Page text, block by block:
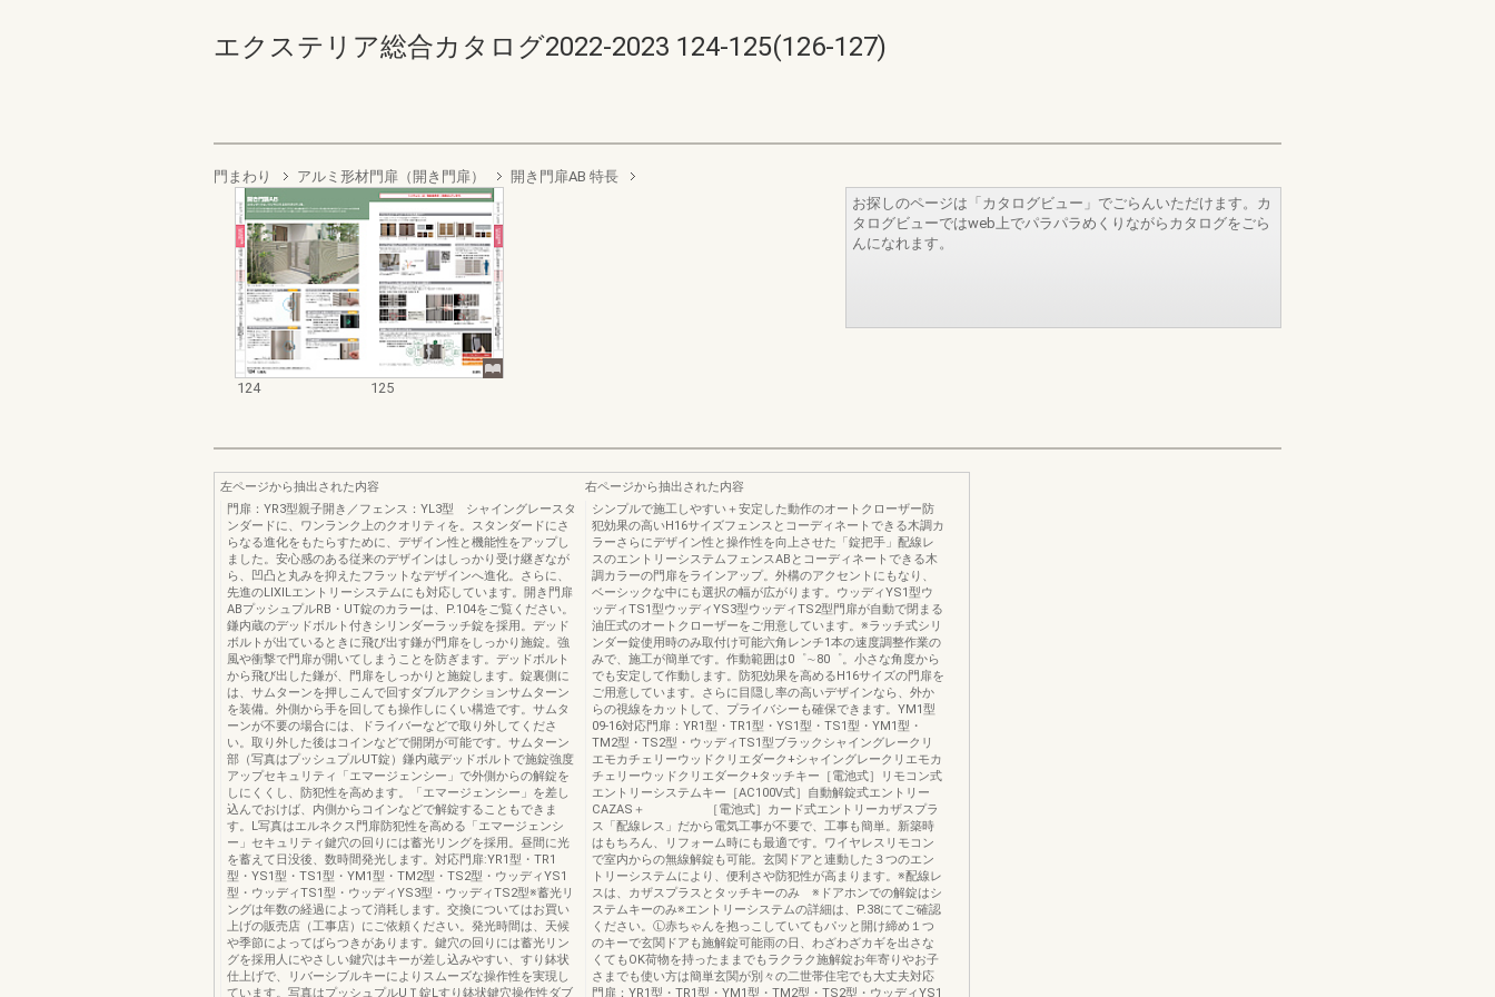
エクステリア総合カタログ2022-2023 124-125(126-127)
門まわり アルミ形材門扉（開き門扉） 開き門扉AB 特長
124 125
お探しのページは「カタログビュー」でごらんいただけます。カ
タログビューではweb上でパラパラめくりながらカタログをごら
んになれます。
左ページから抽出された内容
門扉：YR3型親子開き／フェンス：YL3型 シャイングレースタ
ンダードに、ワンランク上のクオリティを。スタンダードにさ
らなる進化をもたらすために、デザイン性と機能性をアップし
ました。安心感のある従来のデザインはしっかり受け継ぎなが
ら、凹凸と丸みを抑えたフラットなデザインへ進化。さらに、
先進のLIXILエントリーシステムにも対応しています。開き門扉
ABプッシュプルRB・UT錠のカラーは、P.104をご覧ください。
鎌内蔵のデッドボルト付きシリンダーラッチ錠を採用。デッド
ボルトが出ているときに飛び出す鎌が門扉をしっかり施錠。強
風や衝撃で門扉が開いてしまうことを防ぎます。デッドボルト
から飛び出した鎌が、門扉をしっかりと施錠します。錠裏側に
は、サムターンを押しこんで回すダブルアクションサムターン
を装備。外側から手を回しても操作しにくい構造です。サムタ
ーンが不要の場合には、ドライバーなどで取り外してくださ
い。取り外した後はコインなどで開閉が可能です。サムターン
部（写真はプッシュプルUT錠）鎌内蔵デッドボルトで施錠強度
アップセキュリティ「エマージェンシー」で外側からの解錠を
しにくくし、防犯性を高めます。「エマージェンシー」を差し
込んでおけば、内側からコインなどで解錠することもできま
す。L写真はエルネクス門扉防犯性を高める「エマージェンシ
ー」セキュリティ鍵穴の回りには蓄光リングを採用。昼間に光
を蓄えて日没後、数時間発光します。対応門扉:YR1型・TR1
型・YS1型・TS1型・YM1型・TM2型・TS2型・ウッディYS1
型・ウッディTS1型・ウッディYS3型・ウッディTS2型※蓄光リ
ングは年数の経過によって消耗します。交換についてはお買い
上げの販売店（工事店）にご依頼ください。発光時間は、天候
や季節によってばらつきがあります。鍵穴の回りには蓄光リン
グを採用人にやさしい鍵穴はキーが差し込みやすい、すり鉢状
仕上げで、リバーシブルキーによりスムーズな操作性を実現し
ています。写真はプッシュプルUＴ錠Lすり鉢状鍵穴操作性ダブ
右ページから抽出された内容
シンプルで施工しやすい＋安定した動作のオートクローザー防
犯効果の高いH16サイズフェンスとコーディネートできる木調カ
ラーさらにデザイン性と操作性を向上させた「錠把手」配線レ
スのエントリーシステムフェンスABとコーディネートできる木
調カラーの門扉をラインアップ。外構のアクセントにもなり、
ベーシックな中にも選択の幅が広がります。ウッディYS1型ウ
ッディTS1型ウッディYS3型ウッディTS2型門扉が自動で閉まる
油圧式のオートクローザーをご用意しています。※ラッチ式シリ
ンダー錠使用時のみ取付け可能六角レンチ1本の速度調整作業の
みで、施工が簡単です。作動範囲は0゜∼80゜。小さな角度から
でも安定して作動します。防犯効果を高めるH16サイズの門扉を
ご用意しています。さらに目隠し率の高いデザインなら、外か
らの視線をカットして、プライバシーも確保できます。YM1型
09-16対応門扉：YR1型・TR1型・YS1型・TS1型・YM1型・
TM2型・TS2型・ウッディTS1型ブラックシャイングレークリ
エモカチェリーウッドクリエダーク+シャイングレークリエモカ
チェリーウッドクリエダーク+タッチキー［電池式］リモコン式
エントリーシステムキー［AC100V式］自動解錠式エントリー
CAZAS＋ ［電池式］カード式エントリーカザスプラ
ス「配線レス」だから電気工事が不要で、工事も簡単。新築時
はもちろん、リフォーム時にも最適です。ワイヤレスリモコン
で室内からの無線解錠も可能。玄関ドアと連動した３つのエン
トリーシステムにより、便利さや防犯性が高まります。※配線レ
スは、カザスプラスとタッチキーのみ ※ドアホンでの解錠はシ
ステムキーのみ※エントリーシステムの詳細は、P.38にてご確認
ください。Ⓛ赤ちゃんを抱っこしていてもパッと開け締め１つ
のキーで玄関ドアも施解錠可能雨の日、わざわざカギを出さな
くてもOK荷物を持ったままでもラクラク施解錠お年寄りやお子
さまでも使い方は簡単玄関が別々の二世帯住宅でも大丈夫対応
門扉：YR1型・TR1型・YM1型・TM2型・TS2型・ウッディYS1